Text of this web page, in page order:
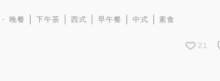
晚餐 下午茶 西式 早午餐 中式 素食
21